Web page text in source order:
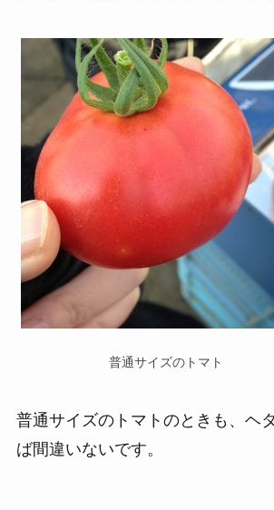
普通サイズのトマト
普通サイズのトマトのときも、ヘ
ば間違いないです。